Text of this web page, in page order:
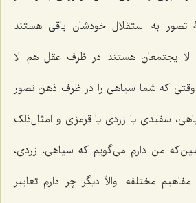
تصور به استقلال خودشان باقی هستند
لا یجتمعان هستند در ظرف عقل هم لا
که شما سیاهی را در ظرف ذهن تصور
سفیدی یا زردی یا قرمزی و امثال‌ذلک
من دارم می‌گویم که سیاهی، زردی،
مختلفه. والاّ دیگر چرا دارم تعابیر